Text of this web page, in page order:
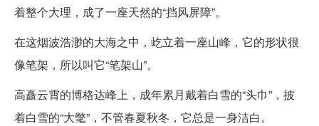
着整个大理，成了一座天然的“挡风屏障”。
在这烟波浩渺的大海之中，屹立着一座山峰，它的形状很
像笔架，所以叫它“笔架山”。
高矗云霄的博格达峰上，成年累月戴着白雪的“头巾”，披
着白雪的“大氅”，不管春夏秋冬，它总是一身洁白。